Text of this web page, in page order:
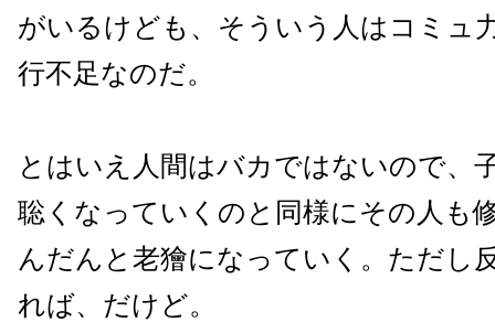
がいるけども、そういう人はコミュ
行不足なのだ。
とはいえ人間はバカではないので、
聡くなっていくのと同様にその人も
んだんと老獪になっていく。ただし
れば、だけど。